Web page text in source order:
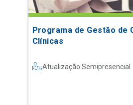
Programa de Gestão de
Clínicas
Atualização Semipresencial